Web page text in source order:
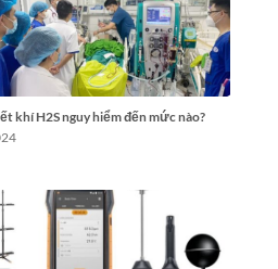
khí H2S nguy hiểm đến mức nào?